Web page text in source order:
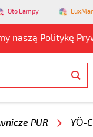
Oto Lampy
naszą Politykę
PUR YÖ-